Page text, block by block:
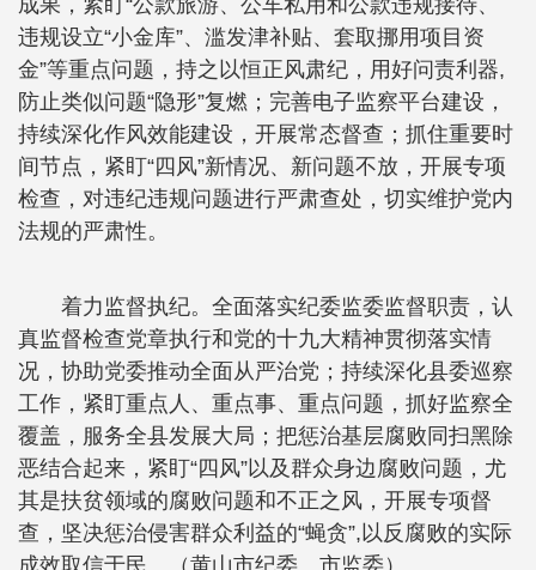
成果，紧盯“公款旅游、公车私用和公款违规接待、
违规设立“小金库”、滥发津补贴、套取挪用项目资
金”等重点问题，持之以恒正风肃纪，用好问责利器,
防止类似问题“隐形”复燃；完善电子监察平台建设，
持续深化作风效能建设，开展常态督查；抓住重要时
间节点，紧盯“四风”新情况、新问题不放，开展专项
检查，对违纪违规问题进行严肃查处，切实维护党内
法规的严肃性。
着力监督执纪。全面落实纪委监委监督职责，认
真监督检查党章执行和党的十九大精神贯彻落实情
况，协助党委推动全面从严治党；持续深化县委巡察
工作，紧盯重点人、重点事、重点问题，抓好监察全
覆盖，服务全县发展大局；把惩治基层腐败同扫黑除
恶结合起来，紧盯“四风”以及群众身边腐败问题，尤
其是扶贫领域的腐败问题和不正之风，开展专项督
查，坚决惩治侵害群众利益的“蝇贪”,以反腐败的实际
成效取信于民。（黄山市纪委、市监委）